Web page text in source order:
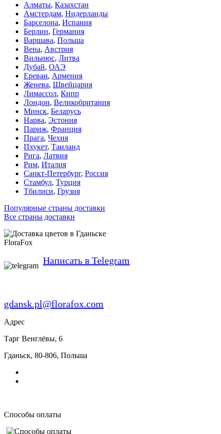
Алматы, Казахстан
Амстердам, Нидерланды
Барселона, Испания
Берлин, Германия
Варшава, Польша
Вена, Австрия
Вильнюс, Литва
Дубай, ОАЭ
Ереван, Армения
Женева, Швейцария
Лимассол, Кипр
Лондон, Великобритания
Минск, Беларусь
Нарва, Эстония
Париж, Франция
Прага, Чехия
Пхукет, Таиланд
Рига, Латвия
Рим, Италия
Санкт-Петербург, Россия
Стамбул, Турция
Тбилиси, Грузия
Популярные страны доставки
Все страны доставки
FloraFox
Написать в Telegram
gdansk.pl@florafox.com
Адрес
Тарг Венглёвы, 6
Гданьск, 80-806, Польша
Способы оплаты